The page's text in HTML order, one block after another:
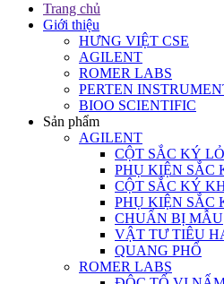
Trang chủ
Giới thiệu
HƯNG VIỆT CSE
AGILENT
ROMER LABS
PERTEN
BIOO SCIENTIFIC
Sản phẩm
AGILENT
CỘT SẮC KÝ
PHỤ KIỆN SẮC
CỘT SẮC KÝ
PHỤ KIỆN SẮC
CHUẨN BỊ MẪU
VẬT TƯ TIÊU
QUANG PHỔ
ROMER LABS